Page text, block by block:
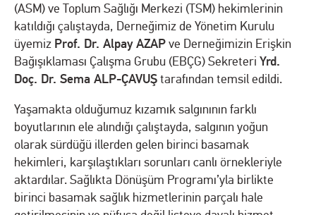
(ASM) ve Toplum Sağlığı Merkezi (TSM) hekimlerinin
katıldığı çalıştayda, Derneğimiz de Yönetim Kurulu
üyemiz Prof. Dr. Alpay AZAPve Derneğimizin Erişkin
Bağışıklaması Çalışma Grubu (EBÇG) Sekreteri Yrd.
Doç. Dr. Sema ALP-ÇAVUŞtarafından temsil edildi.
Yaşamakta olduğumuz kızamık salgınının farklı
boyutlarının ele alındığı çalıştayda, salgının yoğun
olarak sürdüğü illerden gelen birinci basamak
hekimleri, karşılaştıkları sorunları canlı örnekleriyle
aktardılar. Sağlıkta Dönüşüm Programı’yla birlikte
birinci basamak sağlık hizmetlerinin parçalı hale